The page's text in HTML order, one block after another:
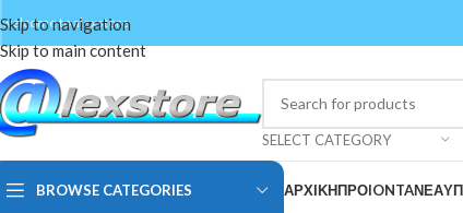
Skip to navigation
Skip to main content
welcome to alexstore
SELECT CATEGORY
BROWSE CATEGORIES ΑΡΧΙΚΗΠΡΟIONTAΝΕΑ